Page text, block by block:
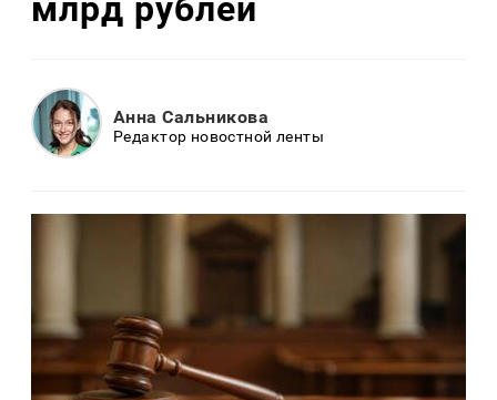
млрд рублей
Анна Сальникова
Редактор новостной ленты